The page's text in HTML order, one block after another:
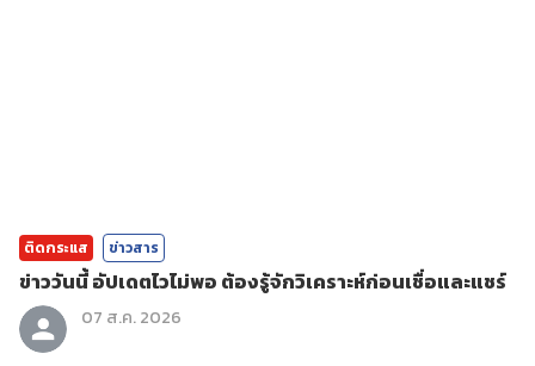
ติดกระแส ข่าวสาร
ข่าววันนี้ อัปเดตไวไม่พอ ต้องรู้จักวิเคราะห์ก่อนเชื่อและแชร์
07 ส.ค. 2026